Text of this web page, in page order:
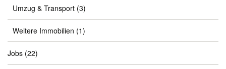
Umzug & Transport (3)
Weitere Immobilien (1)
Jobs (22)